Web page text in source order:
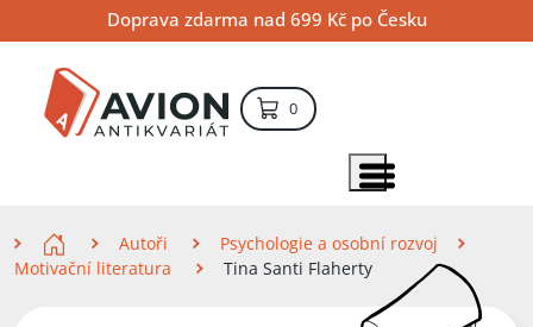
na
obsah
na
navigaci
na
vyhledávání
Doprava zdarma nad 699 Kč po Česku
0položek – košík
Zobrazit položky menu
Autoři
Psychologie a osobní rozvoj
Motivační literatura
Tina Santi Flaherty